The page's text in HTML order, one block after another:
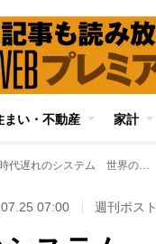
まい・不動産 家計
マイナンバーカードの時代遅れのシステム 世界の常識「複数の生体認証」の導入を大前研一氏が提言
07:00 週刊ポスト